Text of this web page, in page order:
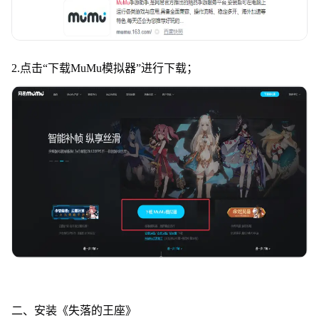
2.点击“下载MuMu模拟器”进行下载；
二、安装《失落的王座》